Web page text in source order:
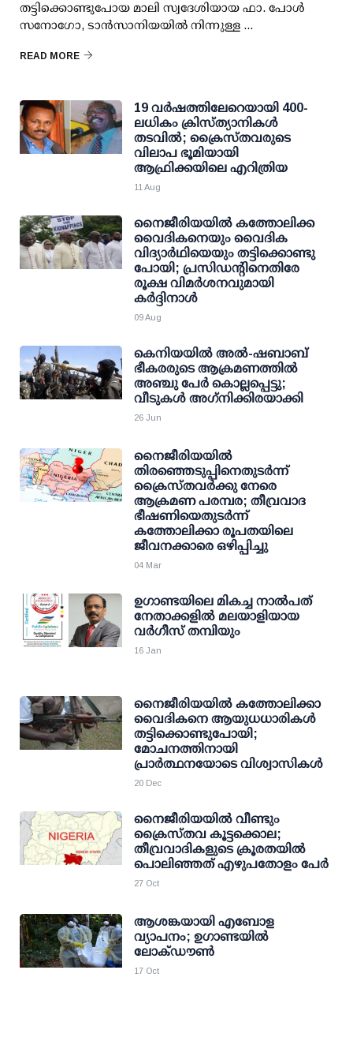
തട്ടിക്കൊണ്ടുപോയ മാലി സ്വദേശിയായ ഫാ. പോള്‍
സനോഗോ, ടാന്‍സാനിയയില്‍ നിന്നുള്ള ...
READ MORE
19 വര്‍ഷത്തിലേറെയായി 400-
ലധികം ക്രിസ്ത്യാനികള്‍
തടവില്‍; ക്രൈസ്തവരുടെ
വിലാപ ഭൂമിയായി
ആഫ്രിക്കയിലെ എറിത്രിയ
11 Aug
നൈജീരിയയില്‍ കത്തോലിക്ക
വൈദികനെയും വൈദിക
വിദ്യാര്‍ഥിയെയും തട്ടിക്കൊണ്ടു
പോയി; പ്രസിഡന്റിനെതിരേ
രൂക്ഷ വിമര്‍ശനവുമായി
കര്‍ദ്ദിനാള്‍
09 Aug
കെനിയയില്‍ അല്‍-ഷബാബ്
ഭീകരരുടെ ആക്രമണത്തില്‍
അഞ്ചു പേര്‍ കൊല്ലപ്പെട്ടു;
വീടുകള്‍ അഗ്‌നിക്കിരയാക്കി
26 Jun
നൈജീരിയയില്‍
തിരഞ്ഞെടുപ്പിനെതുടര്‍ന്ന്
ക്രൈസ്തവര്‍ക്കു നേരെ
ആക്രമണ പരമ്പര; തീവ്രവാദ
ഭീഷണിയെതുടര്‍ന്ന്
കത്തോലിക്കാ രൂപതയിലെ
ജീവനക്കാരെ ഒഴിപ്പിച്ചു
04 Mar
ഉഗാണ്ടയിലെ മികച്ച നാല്‍പത്
നേതാക്കളില്‍ മലയാളിയായ
വര്‍ഗീസ് തമ്പിയും
16 Jan
നൈജീരിയയില്‍ കത്തോലിക്കാ
വൈദികനെ ആയുധധാരികള്‍
തട്ടിക്കൊണ്ടുപോയി;
മോചനത്തിനായി
പ്രാര്‍ത്ഥനയോടെ വിശ്വാസികള്‍
20 Dec
നൈജീരിയയില്‍ വീണ്ടും
ക്രൈസ്തവ കൂട്ടക്കൊല;
തീവ്രവാദികളുടെ ക്രൂരതയില്‍
പൊലിഞ്ഞത് എഴുപതോളം പേര്‍
27 Oct
ആശങ്കയായി എബോള
വ്യാപനം; ഉഗാണ്ടയില്‍
ലോക്ഡൗണ്‍
17 Oct